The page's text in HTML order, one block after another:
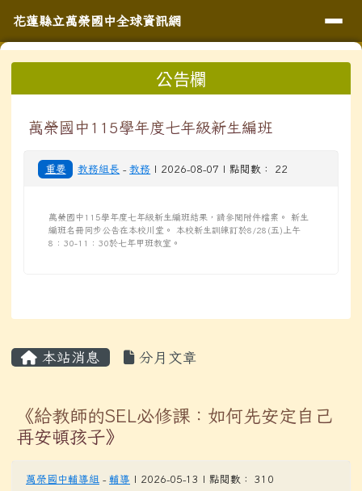
花蓮縣立萬榮國中全球資訊網
導覽列
花蓮縣立萬榮國中全球資訊網
公告欄
萬榮國中115學年度七年級新生編班
重要 教務組長 -教務 | 2026-08-07 | 點閱數： 22
萬榮國中115學年度七年級新生編班結果，請參閱附件檔案。 新生
編班名冊同步公告在本校川堂。 本校新生訓練訂於8/28(五)上午
8：30-11：30於七年甲班教室。
本站消息 分月文章
《給教師的SEL必修課：如何先安定自己
再安頓孩子》
萬榮國中輔導組 - 輔導 | 2026-05-13 | 點閱數： 310
頁尾區域